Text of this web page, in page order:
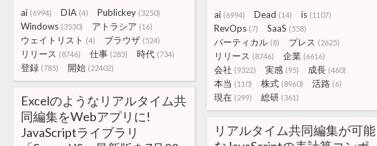
ai (6994) Dead (14) is (1107)
RevOps (7) SaaS (558)
バーティカル (8) プレス (2625)
リリース (8746) 企業 (6616)
会社 (9322) 実感 (95) 成長 (460)
本当 (110) 株式 (8960) 活路 (6)
現在 (299) 総研 (361)
ai (6994) DIA (4) Publickey (3250)
Windows (3530) アトラシア (16)
ウェイトリスト (4) ブラウザ (524)
リリース (8746) 仕事 (283) 時代 (734)
登録 (785) 開始 (22402)
Excelのようなリアルタイム共
同編集をWebアプリに!
JavaScriptライブラリ
リアルタイム共同編集が可能